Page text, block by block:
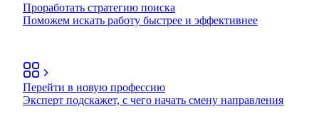
Проработать стратегию поиска
Поможем искать работу быстрее и эффективнее
Перейти в новую профессию
Эксперт подскажет, с чего начать смену направления